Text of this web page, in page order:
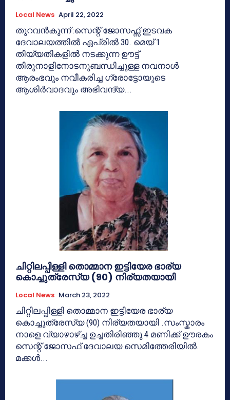
Local News April 22, 2022
തുറവന്‍കുന്ന് :സെന്റ് ജോസഫ്സ് ഇടവക
ദേവാലയത്തിൽ ഏപ്രിൽ 30. മെയ് 1
തിയ്യതികളിൽ നടക്കുന്ന ഊട്ട്
തിരുനാളിനോടനുബന്ധിച്ചുള്ള നവനാൾ
ആരംഭവും നവീകരിച്ച ഗ്രോട്ടോയുടെ
ആശിർവാദവും അഭിവന്ദ്യ...
ചിറ്റിലപ്പിള്ളി തൊമ്മാന ഇട്ടിയേര ഭാര്യ
കൊച്ചുത്രേസ്യ (90) നിര്യതയായി
Local News March 23, 2022
ചിറ്റിലപ്പിള്ളി തൊമ്മാന ഇട്ടിയേര ഭാര്യ
കൊച്ചുത്രേസ്യ (90) നിര്യതയായി .സംസ്കാരം
നാളെ വ്യാഴാഴ്‌ച്ച ഉച്ചതിരിഞ്ഞു 4 മണിക്ക് ഊരകം
സെന്റ് ജോസഫ് ദേവാലയ സെമിത്തേരിയിൽ.
മക്കൾ...